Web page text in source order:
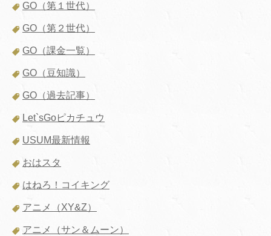
GO（第１世代）
GO（第２世代）
GO（課金一覧）
GO（豆知識）
GO（過去記事）
Let`sGoピカチュウ
USUM最新情報
おはスタ
はねろ！コイキング
アニメ（XY&Z）
アニメ（サン＆ムーン）